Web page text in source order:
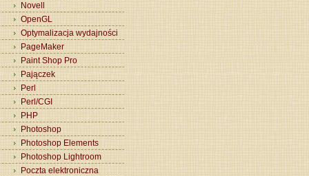
Novell
OpenGL
Optymalizacja wydajności
PageMaker
Paint Shop Pro
Pajączek
Perl
Perl/CGI
PHP
Photoshop
Photoshop Elements
Photoshop Lightroom
Poczta elektroniczna